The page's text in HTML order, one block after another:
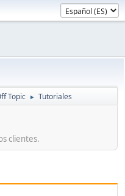
Topic ► Tutoriales
clientes.